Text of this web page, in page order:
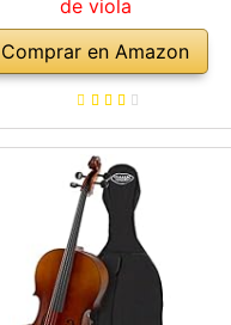
de viola
Comprar en Amazon